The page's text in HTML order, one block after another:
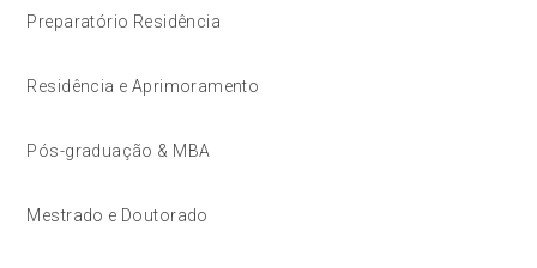
Preparatório Residência
Residência e Aprimoramento
Pós-graduação & MBA
Mestrado e Doutorado